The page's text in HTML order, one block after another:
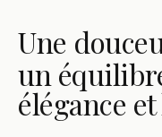
Une
un
élégance